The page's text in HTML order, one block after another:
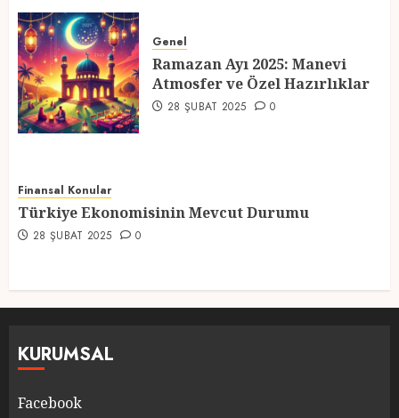
5
Atmosfer ve Özel Hazırlıklar
28 ŞUBAT 2025 0
Genel
Ramazan Ayı 2025: Manevi
Atmosfer ve Özel Hazırlıklar
28 ŞUBAT 2025 0
Finansal Konular
Türkiye Ekonomisinin Mevcut Durumu
28 ŞUBAT 2025 0
KURUMSAL
Facebook